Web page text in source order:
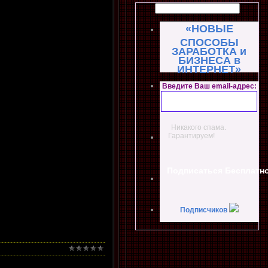
«НОВЫЕ
СПОСОБЫ
ЗАРАБОТКА и
БИЗНЕСА в
ИНТЕРНЕТ»
Введите Ваш email-адрес:
Никакого спама.
Гарантируем!
Подписчиков